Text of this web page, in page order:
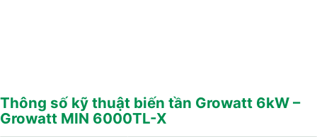
Thông số kỹ thuật biến tần Growatt 6kW –
Growatt MIN 6000TL-X